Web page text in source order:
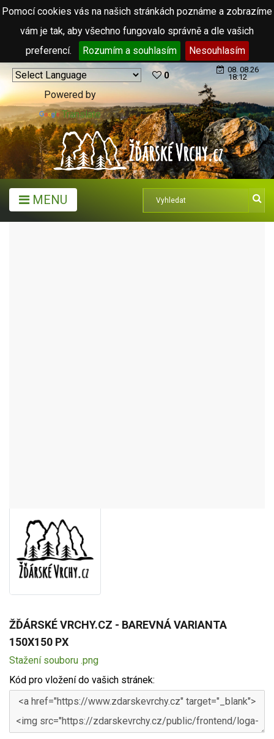
Pomocí cookies vás na našich stránkách poznáme a zobrazíme
vám je tak, aby všechno fungovalo správně a dle vašich
preferencí.
Rozumím a souhlasím Nesouhlasím
Powered by
Translate
0
08. 08.26
18:12
MENU
ŽĎÁRSKÉ VRCHY.CZ - BAREVNÁ VARIANTA
150X150 PX
Stažení souboru .png
Kód pro vložení do vašich stránek: